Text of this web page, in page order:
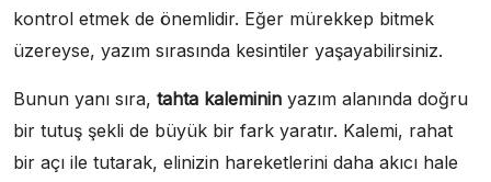
kontrol etmek de önemlidir. Eğer mürekkep bitmek
üzereyse, yazım sırasında kesintiler yaşayabilirsiniz.
Bunun yanı sıra, tahta kaleminin yazım alanında doğru
bir tutuş şekli de büyük bir fark yaratır. Kalemi, rahat
bir açı ile tutarak, elinizin hareketlerini daha akıcı hale